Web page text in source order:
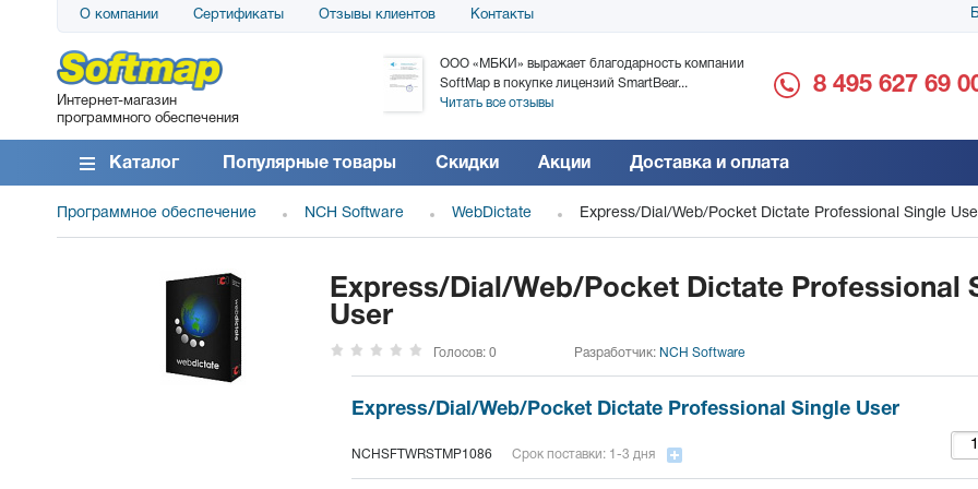
О компании Сертификаты Отзывы клиентов Контакты
Интернет-магазин
программного обеспечения
АО «АТС» благодарит компанию SoftMap за
поставку программного обеспечения SolarWinds
DameWare...
Читать все отзывы
ООО «МБКИ» выражает благодарность компании
SoftMap в покупке лицензий SmartBear...
Читать все отзывы
благодарность за
8 495 627 69
Каталог Популярные товары Скидки Акции Доставка и оплата
Программное обеспечение NCH Software WebDictate Express/Dial/Web/Pocket Dictate Professional Single
Express/Dial/Web/Pocket Dictate Professional
User
Голосов: 0 Разработчик: NCH Software
Express/Dial/Web/Pocket Dictate Professional Single User
NCHSFTWRSTMP1086 Срок поставки: 1-3 дня